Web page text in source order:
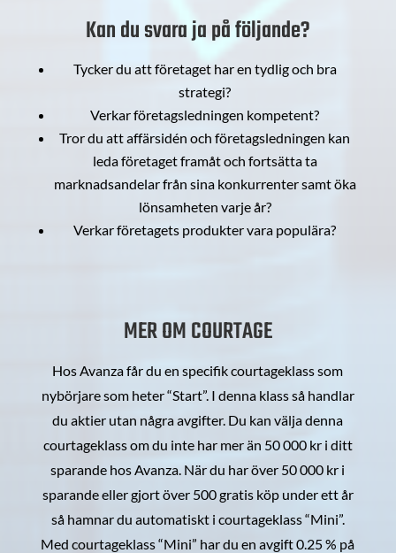
Kan du svara ja på följande?
Tycker du att företaget har en tydlig och bra
strategi?
Verkar företagsledningen kompetent?
Tror du att affärsidén och företagsledningen kan
leda företaget framåt och fortsätta ta
marknadsandelar från sina konkurrenter samt öka
lönsamheten varje år?
Verkar företagets produkter vara populära?
MER OM COURTAGE
Hos Avanza får du en specifik courtageklass som
nybörjare som heter “Start”. I denna klass så handlar
du aktier utan några avgifter. Du kan välja denna
courtageklass om du inte har mer än 50 000 kr i ditt
sparande hos Avanza. När du har över 50 000 kr i
sparande eller gjort över 500 gratis köp under ett år
så hamnar du automatiskt i courtageklass “Mini”.
Med courtageklass “Mini” har du en avgift 0.25 % på